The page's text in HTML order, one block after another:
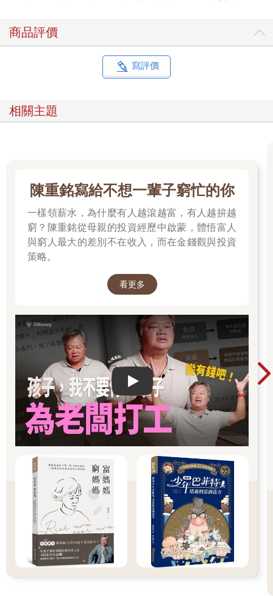
「剪刀、石頭、布」三者在人際關係中缺一不可，如果只有兩
個，這個遊戲玩起來就很無趣。比如，只有石頭和布，你出石
頭，他出布；你出布，他出石頭，彼此之間總有一個贏、一個
輸。但是你和對方都想贏，你們的遊戲便陷入死局。不過一旦剪
它是你的人際關係的一種迴圈。有的人可能在一件事上拖累你，
的狀態。
《道德經》中有句話，叫「水善利萬物而不爭」──至高的善德善
舉就像水一樣，默默滋養著世間萬物而不爭強鬥勝。如果你想獲
得良好的人際關係，讓身邊的人為己所用，就要像水一樣，不跟
任何人急，不跟大家爭，也不給每個人留下不好的印象。有人可
能覺得這樣太累了，其實如果你懂了本節提到的原理後，就會發
現做到「水善利萬物而不爭」一點都不累。因為人與人之間的任
何關心、幫助和友好都是相互迴圈的過程。你今天的付出，明天
人際比能力更重要
美國社會學家格蘭諾維特（Mark Granovetter）提出，人際關係
可以分為強連結和弱連結。其中，強連結是指個人的社會網路同
質性較強，人與人之間關係緊密，有很強的情感因素維繫；弱連
結是指個人的社會網路異質性較強，但人與人之間的關係並不緊
密，也沒有太多的情感維繫。
除了以上兩種外，我還總結了一種人際關係，我給它取個名字叫
「冷關係」。意思是，你的人際關係處於沉睡狀態，幾乎不與你
產生關聯了。
在你的人際關係中，如果強連結最多，那麼你一定是很厲害的
人；如果弱連結最多，那麼你只能算是一般人；如果你的冷關係
最多，平時很少有有效的人際關係往來，那麼你就是一個非常普
通的人了。
在生活和工作中，人際關係非常重要，甚至可以超過你的能力所
起的作用。國際斯坦福研究所（SRI International）有一項研究顯
示，在一個人成功的因素當中，人際關係占88％，知識占12％。
可想而知人際關係有多重要。
我一直認為，人際關係就像穀倉，不想餓肚子，平時要積極的補
商品評價
寫評價
相關主題
陳重銘寫給不想一輩子窮忙的你
一樣領薪水，為什麼有人越滾越富，有人越拚越
窮？陳重銘從母親的投資經歷中啟蒙，體悟富人
與窮人最大的差別不在收入，而在金錢觀與投資
策略。
看更多
Play video